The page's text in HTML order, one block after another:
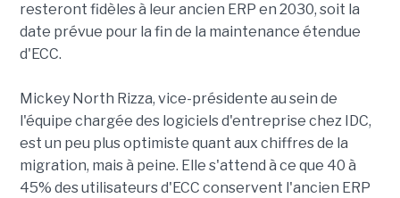
resteront fidèles à leur ancien ERP en 2030, soit la
date prévue pour la fin de la maintenance étendue
d'ECC.
Mickey North Rizza, vice-présidente au sein de
l'équipe chargée des logiciels d'entreprise chez IDC,
est un peu plus optimiste quant aux chiffres de la
migration, mais à peine. Elle s'attend à ce que 40 à
45% des utilisateurs d'ECC conservent l'ancien ERP